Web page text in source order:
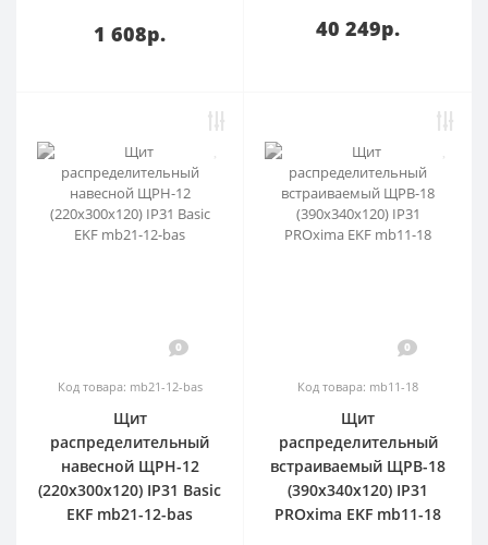
1 608р. 40 249р.
0
Код товара: mb21-12-bas
Щит
распределительный
навесной ЩРН-12
(220х300х120) IP31 Basic
EKF mb21-12-bas
0
Код товара: mb11-18
Щит
распределительный
встраиваемый ЩРВ-18
(390х340х120) IP31
PROxima EKF mb11-18